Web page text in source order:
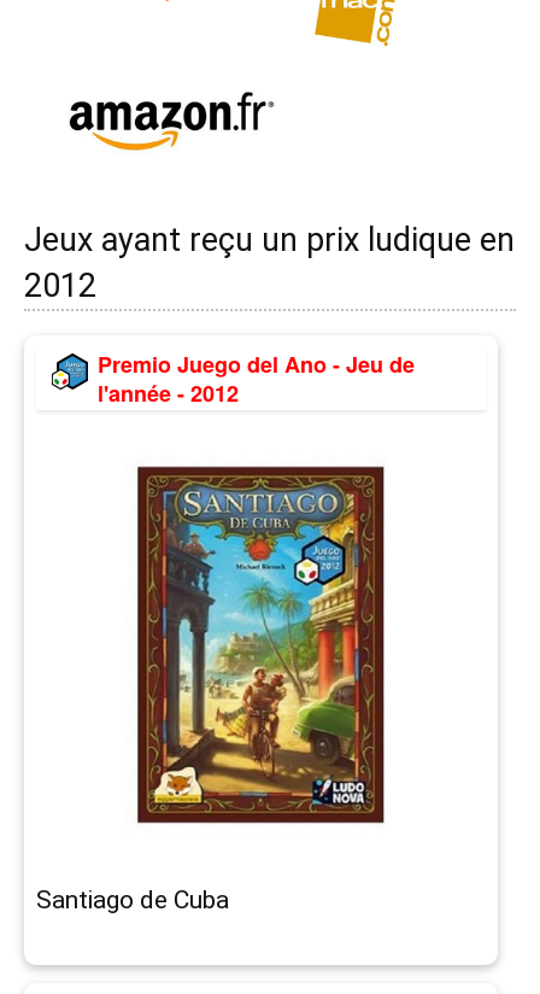
Jeux ayant reçu un prix ludique en
2012
Premio Juego del Ano - Jeu de
l'année - 2012
Santiago de Cuba